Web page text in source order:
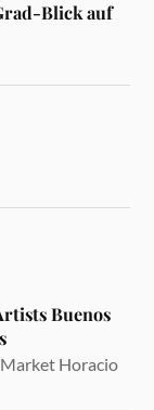
Blick auf
Buenos
Horacio